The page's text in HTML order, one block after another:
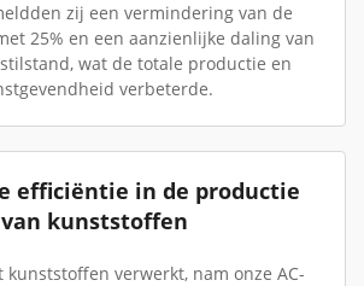
zij een vermindering van de
25% en een aanzienlijke daling van
wat de totale productie en
verbeterde.
efficiëntie in de productie
van kunststoffen
verwerkt, nam onze AC-